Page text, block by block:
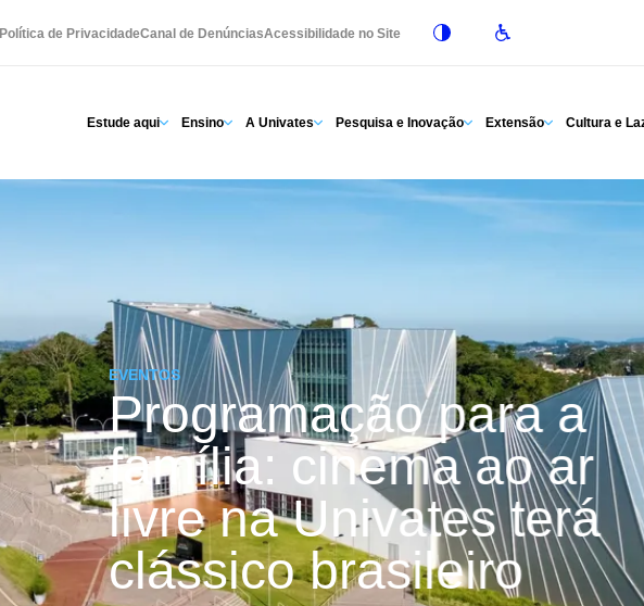
Política de PrivacidadeCanal de DenúnciasAcessibilidade no Site
Estude aqui Ensino A Univates Pesquisa e Inovação Extensão Cultura e
EVENTOS
Programação para a
família: cinema ao ar
livre na Univates terá
clássico brasileiro